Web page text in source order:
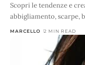
Scopri le tendenze e
abbigliamento, scarpe,
MARCELLO 2 MIN READ